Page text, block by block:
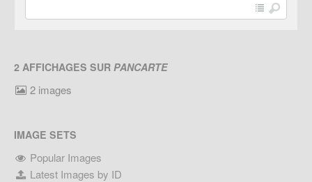
2 AFFICHAGES SUR PANCARTE
2 images
IMAGE SETS
Popular Images
Latest Images by ID